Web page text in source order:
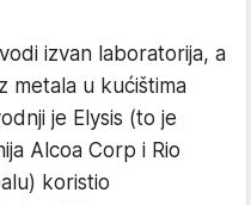
izvan laboratorija, a
metala u kućištima
je Elysis (to je
Alcoa Corp i Rio
koristio